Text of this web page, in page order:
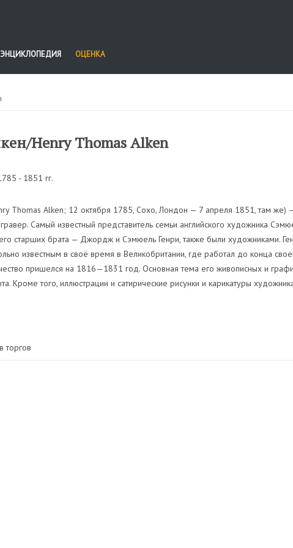
ЭНЦИКЛОПЕДИЯ ОЦЕНКА
Henry Thomas Alken
- 1851 гг.
Thomas Alken; 12 октября 1785, Сохо, Лондон — 7 апреля 1851, там же)
гравер. Самый известный представитель семьи английского художника
старших брата — Джордж и Сэмюель Генри, также были художниками.
известным в своё время в Великобритании, где работал до конца
пришелся на 1816—1831 год. Основная тема его живописных и
Кроме того, иллюстрации и сатирические рисунки и карикатуры
торгов